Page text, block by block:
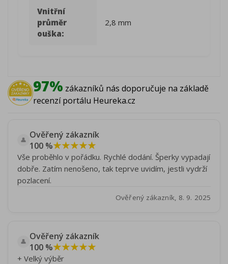
Vnitřní
průměr
ouška:
2,8 mm
97% zákazníků nás doporučuje na základě
recenzí portálu Heureka.cz
👤 Ověřený zákazník
100 %★★★★★
Vše proběhlo v pořádku. Rychlé dodání. Šperky vypadají
dobře. Zatím nenošeno, tak teprve uvidím, jestli vydrží
pozlacení.
Ověřený zákazník, 8. 9. 2025
👤 Ověřený zákazník
100 %★★★★★
+ Velký výběr